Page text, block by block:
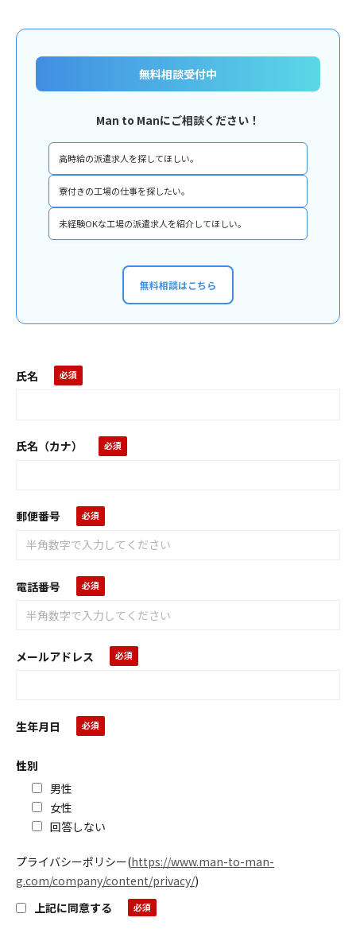
無料相談受付中
Man to Manにご相談ください！
高時給の派遣求人を探してほしい。
寮付きの工場の仕事を探したい。
未経験OKな工場の派遣求人を紹介してほしい。
無料相談はこちら
氏名
氏名（カナ）
郵便番号
電話番号
メールアドレス
生年月日
性別
男性
女性
回答しない
プライバシーポリシー(https://www.man-to-man-
g.com/company/content/privacy/)
上記に同意する